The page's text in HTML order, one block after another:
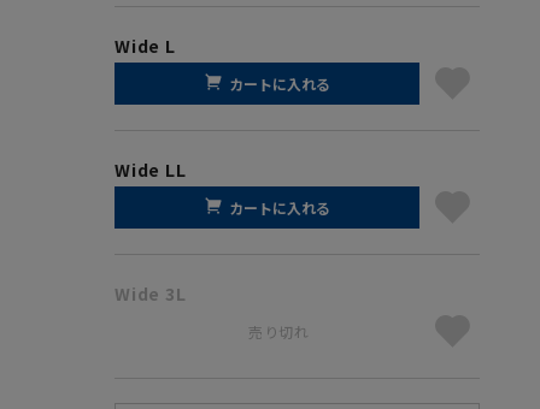
Wide L
カートに入れる
Wide LL
カートに入れる
Wide 3L
売り切れ